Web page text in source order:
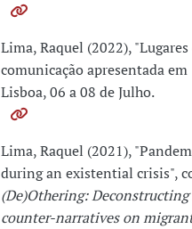
Lima, Raquel (2022),
comunicação apresentada em
Lisboa, 06 a 08 de Julho.
Lima, Raquel (2021),
during an existential crisis",
(De)Othering:
counter-narratives on